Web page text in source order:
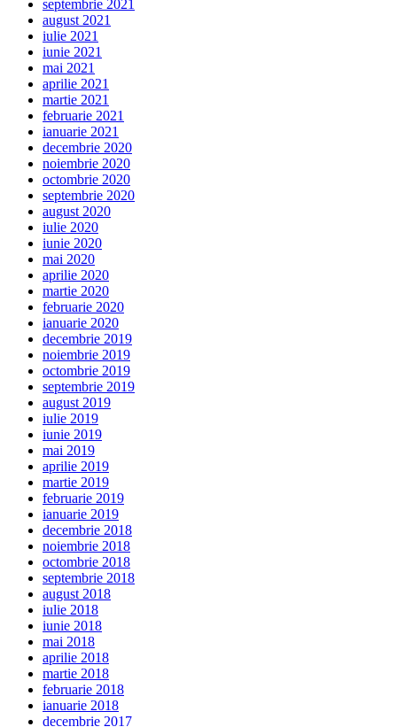
septembrie 2021
august 2021
iulie 2021
iunie 2021
mai 2021
aprilie 2021
martie 2021
februarie 2021
ianuarie 2021
decembrie 2020
noiembrie 2020
octombrie 2020
septembrie 2020
august 2020
iulie 2020
iunie 2020
mai 2020
aprilie 2020
martie 2020
februarie 2020
ianuarie 2020
decembrie 2019
noiembrie 2019
octombrie 2019
septembrie 2019
august 2019
iulie 2019
iunie 2019
mai 2019
aprilie 2019
martie 2019
februarie 2019
ianuarie 2019
decembrie 2018
noiembrie 2018
octombrie 2018
septembrie 2018
august 2018
iulie 2018
iunie 2018
mai 2018
aprilie 2018
martie 2018
februarie 2018
ianuarie 2018
decembrie 2017